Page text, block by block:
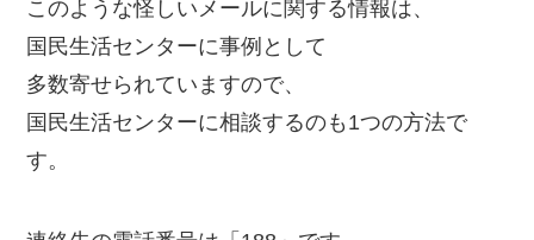
このような怪しいメールに関する情報は、
国民生活センターに事例として
多数寄せられていますので、
国民生活センターに相談するのも1つの方法で
す。